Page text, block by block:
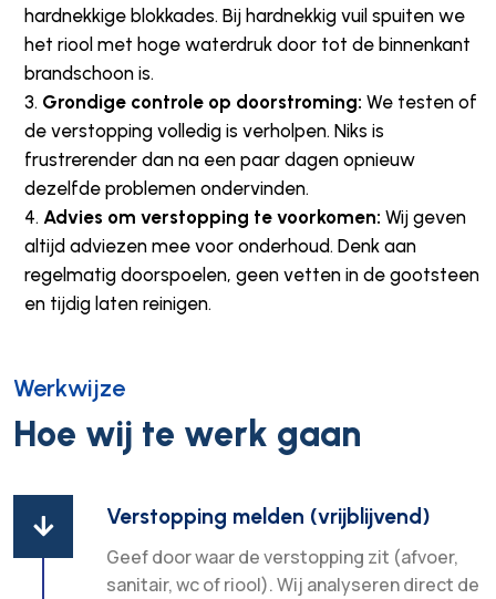
hardnekkige blokkades. Bij hardnekkig vuil spuiten we
het riool met hoge waterdruk door tot de binnenkant
brandschoon is.
Grondige controle op doorstroming: We testen of
de verstopping volledig is verholpen. Niks is
frustrerender dan na een paar dagen opnieuw
dezelfde problemen ondervinden.
Advies om verstopping te voorkomen: Wij geven
altijd adviezen mee voor onderhoud. Denk aan
regelmatig doorspoelen, geen vetten in de gootsteen
en tijdig laten reinigen.
Werkwijze
Hoe wij te werk gaan
 Verstopping melden (vrijblijvend)
Geef door waar de verstopping zit (afvoer,
sanitair, wc of riool). Wij analyseren direct de